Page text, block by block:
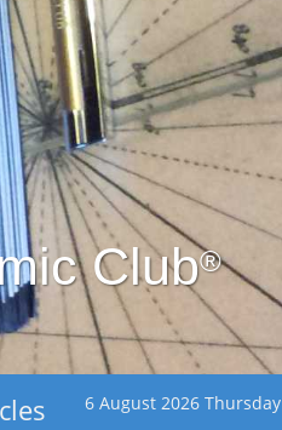
Club®
6 August 2026 Thursday